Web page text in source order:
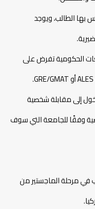
بها الطالب، ويوجد
الحكومية تفرض على
إلى مقابلة شخصية
وفقًا للجامعة التي سوف
مرحلة الماجستير من